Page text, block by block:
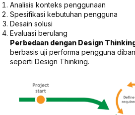
Analisis konteks penggunaan
Spesifikasi kebutuhan pengguna
Desain solusi
Evaluasi berulang
Perbedaan dengan Design
berbasis uji performa pengguna
seperti Design Thinking.